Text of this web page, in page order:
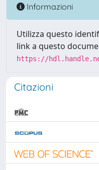
Informazioni
Utilizza questo
link a questo
https://
Citazioni